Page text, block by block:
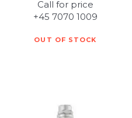
Call for price
+45 7070 1009
OUT OF STOCK